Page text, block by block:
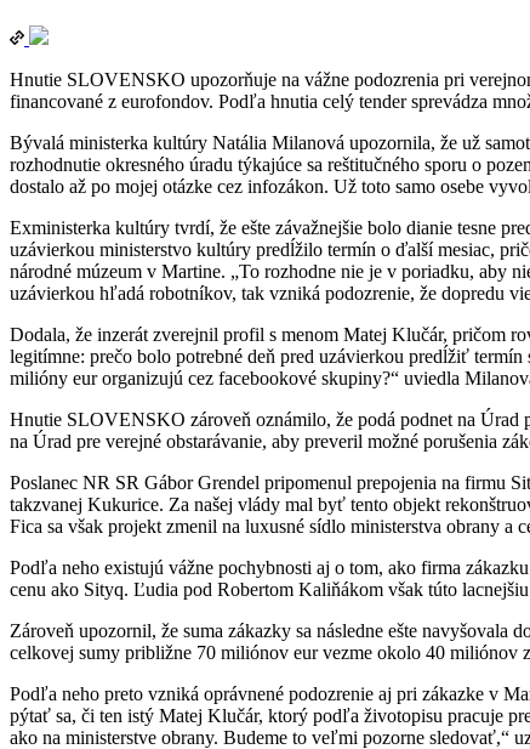
Hnutie SLOVENSKO upozorňuje na vážne podozrenia pri
financované z eurofondov. Podľa hnutia celý tender sprevádza
Bývalá ministerka kultúry Natália Milanová upozornila, že už
rozhodnutie okresného úradu týkajúce sa reštitučného sporu o
dostalo až po mojej otázke cez infozákon. Už toto samo osebe
Exministerka kultúry tvrdí, že ešte závažnejšie bolo dianie tesne
uzávierkou ministerstvo kultúry predĺžilo termín o ďalší mesiac,
národné múzeum v Martine. „To rozhodne nie je v poriadku, aby
uzávierkou hľadá robotníkov, tak vzniká podozrenie, že dopredu
Dodala, že inzerát zverejnil profil s menom Matej Klučár, pričom
legitímne: prečo bolo potrebné deň pred uzávierkou predĺžiť
milióny eur organizujú cez facebookové skupiny?“ uviedla
Hnutie SLOVENSKO zároveň oznámilo, že podá podnet na Úrad
na Úrad pre verejné obstarávanie, aby preveril možné porušenia
Poslanec NR SR Gábor Grendel pripomenul prepojenia na firmu
takzvanej Kukurice. Za našej vlády mal byť tento objekt
Fica sa však projekt zmenil na luxusné sídlo ministerstva obrany a
Podľa neho existujú vážne pochybnosti aj o tom, ako firma
cenu ako Sityq. Ľudia pod Robertom Kaliňákom však túto
Zároveň upozornil, že suma zákazky sa následne ešte
celkovej sumy približne 70 miliónov eur vezme okolo 40 miliónov
Podľa neho preto vzniká oprávnené podozrenie aj pri zákazke v
pýtať sa, či ten istý Matej Klučár, ktorý podľa životopisu pracuje
ako na ministerstve obrany. Budeme to veľmi pozorne sledovať,“